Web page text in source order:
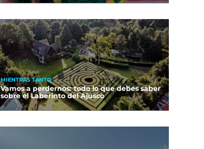
MIENTRAS TANTO
Vamos a perdernos: todo lo que debes saber
sobre el Laberinto del Ajusco